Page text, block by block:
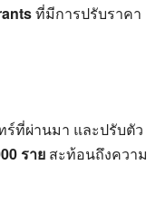
ที่มีการปรับราคา
ร์ที่ผ่านมา และปรับตัว
ราย สะท้อนถึงความ